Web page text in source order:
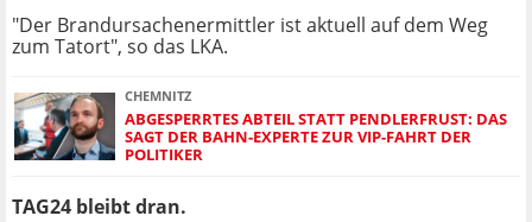
"Der Brandursachenermittler ist aktuell auf dem Weg
zum Tatort", so das LKA.
CHEMNITZ
ABGESPERRTES ABTEIL STATT PENDLERFRUST: DAS
SAGT DER BAHN-EXPERTE ZUR VIP-FAHRT DER
POLITIKER
TAG24 bleibt dran.